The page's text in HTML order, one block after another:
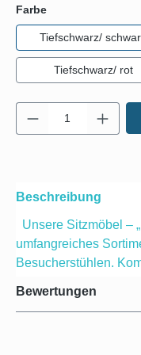
Farbeauswählen
Tiefschwarz/
Tiefschwarz/ rot
Produkt
Beschreibung
Unsere Sitzmöbel –
umfangreiches
Besucherstühlen.
Bewertungen